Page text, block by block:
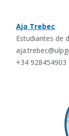
Aja Trebec
Estudiantes de
+34 928454903